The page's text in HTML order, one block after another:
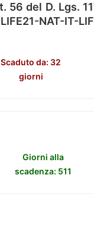
del D. Lgs.
NAT-IT-
Scaduto da: 32
giorni
Giorni alla
scadenza: 511